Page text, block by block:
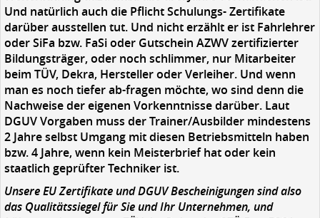
Und natürlich auch die Pflicht Schulungs- Zertifikate
darüber ausstellen tut. Und nicht erzählt er ist Fahrlehrer
oder SiFa bzw. FaSi oder Gutschein AZWV zertifizierter
Bildungsträger, oder noch schlimmer, nur Mitarbeiter
beim TÜV, Dekra, Hersteller oder Verleiher. Und wenn
man es noch tiefer ab-fragen möchte, wo sind denn die
Nachweise der eigenen Vorkenntnisse darüber. Laut
DGUV Vorgaben muss der Trainer/Ausbilder mindestens
2 Jahre selbst Umgang mit diesen Betriebsmitteln haben
bzw. 4 Jahre, wenn kein Meisterbrief hat oder kein
staatlich geprüfter Techniker ist.
Unsere EU Zertifikate und DGUV Bescheinigungen sind also
das Qualitätssiegel für Sie und Ihr Unternehmen, und